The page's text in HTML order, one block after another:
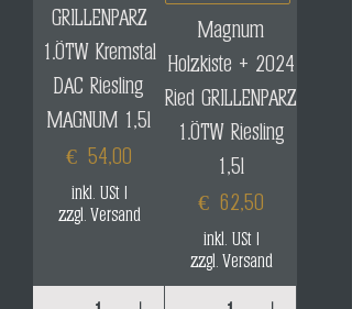
GRILLENPARZ
1.ÖTW Kremstal
DAC Riesling
MAGNUM 1,5l
Preis
€ 54,00
inkl. USt|
zzgl. Versand
Magnum
Holzkiste + 2024
Ried GRILLENPARZ
1.ÖTW Riesling
1,5l
Preis
€ 62,50
inkl. USt|
zzgl. Versand